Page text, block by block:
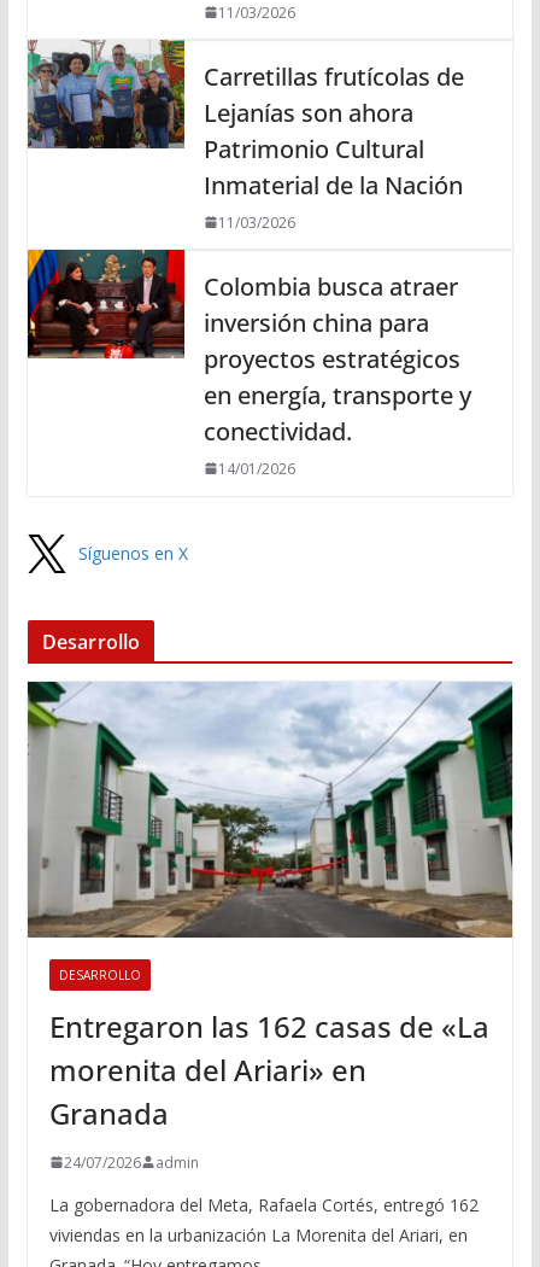
11/03/2026
Carretillas frutícolas de
Lejanías son ahora
Patrimonio Cultural
Inmaterial de la Nación
11/03/2026
Colombia busca atraer
inversión china para
proyectos estratégicos
en energía, transporte y
conectividad.
14/01/2026
Síguenos en X
Desarrollo
DESARROLLO
Entregaron las 162 casas de «La
morenita del Ariari» en
Granada
24/07/2026 admin
La gobernadora del Meta, Rafaela Cortés, entregó 162
viviendas en la urbanización La Morenita del Ariari, en